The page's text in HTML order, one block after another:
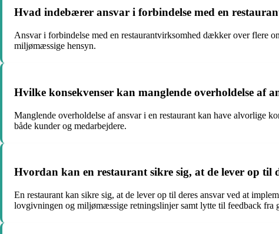
Hvad indebærer ansvar i forbindelse med en
Ansvar i forbindelse med en restaurantvirksomhed dækker over flere
miljømæssige hensyn.
Hvilke konsekvenser kan manglende overholdelse af
Manglende overholdelse af ansvar i en restaurant kan have alvorlige
både kunder og medarbejdere.
Hvordan kan en restaurant sikre sig, at de lever op til
En restaurant kan sikre sig, at de lever op til deres ansvar ved at
lovgivningen og miljømæssige retningslinjer samt lytte til feedback fra